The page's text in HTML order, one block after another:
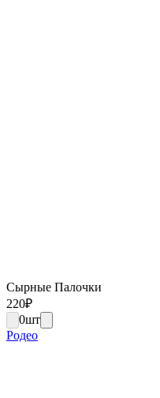
Сырные Палочки
220₽
0шт
Родео